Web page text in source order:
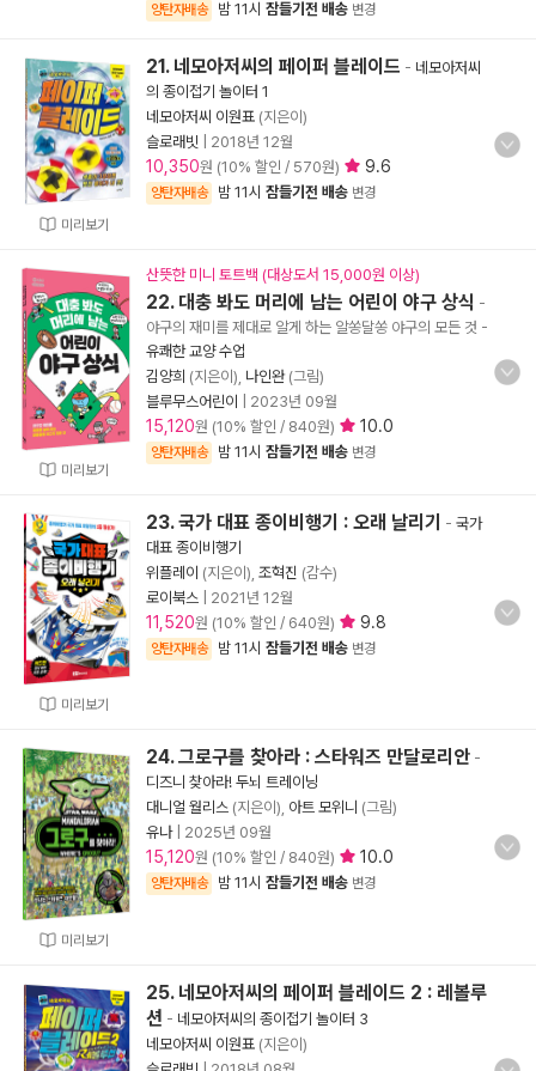
양탄자배송 밤 11시 잠들기전 배송 변경
미리보기
21. 네모아저씨의 페이퍼 블레이드 - 네모아저씨
의 종이접기 놀이터 1
네모아저씨 이원표 (지은이)
슬로래빗
2018년 12월
10,350원 (10% 할인 / 570원) 9.6
양탄자배송 밤 11시 잠들기전 배송 변경
미리보기
산뜻한 미니 토트백 (대상도서 15,000원 이상)
22. 대충 봐도 머리에 남는 어린이 야구 상식 -
야구의 재미를 제대로 알게 하는 알쏭달쏭 야구의 모든 것 -
유쾌한 교양 수업
김양희 (지은이), 나인완(그림)
블루무스어린이
2023년 09월
15,120원 (10% 할인 / 840원) 10.0
양탄자배송 밤 11시 잠들기전 배송 변경
미리보기
23. 국가 대표 종이비행기 : 오래 날리기 - 국가
대표 종이비행기
위플레이 (지은이), 조혁진 (감수)
로이북스
2021년 12월
11,520원 (10% 할인 / 640원) 9.8
양탄자배송 밤 11시 잠들기전 배송 변경
미리보기
24. 그로구를 찾아라 : 스타워즈 만달로리안 -
디즈니 찾아라! 두뇌 트레이닝
대니얼 월리스 (지은이), 아트 모위니 (그림)
유나| 2025년 09월
15,120원 (10% 할인 / 840원) 10.0
양탄자배송 밤 11시 잠들기전 배송 변경
25. 네모아저씨의 페이퍼 블레이드 2 : 레볼루
션 - 네모아저씨의 종이접기 놀이터 3
네모아저씨 이원표 (지은이)